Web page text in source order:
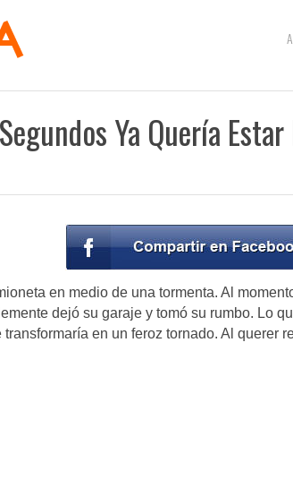
Ya Quería
en medio de una tormenta. Al
dejó su garaje y tomó su rumbo. Lo
en un feroz tornado. Al querer